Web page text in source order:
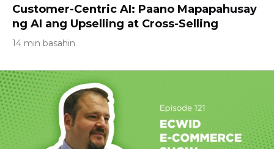
Customer-Centric AI: Paano Mapapahusay
ng AI ang Upselling at Cross-Selling
14 min basahin